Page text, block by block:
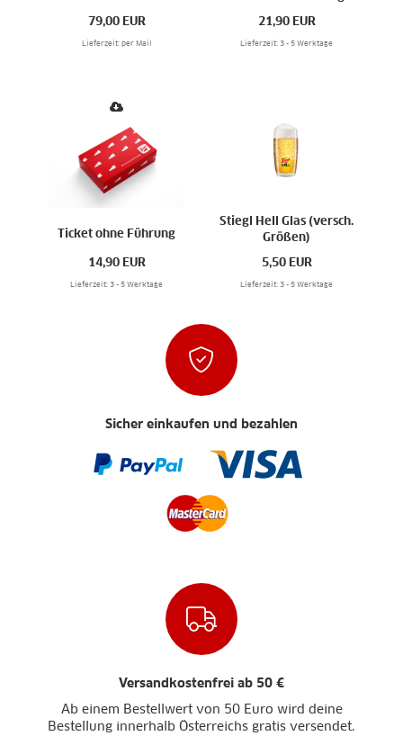
79,00 EUR
Lieferzeit: per Mail
21,90 EUR
Lieferzeit: 3 - 5 Werktage
Ticket ohne Führung
14,90 EUR
Lieferzeit: 3 - 5 Werktage
Stiegl Hell Glas (versch.
Größen)
5,50 EUR
Lieferzeit: 3 - 5 Werktage
Sicher einkaufen und bezahlen
Versandkostenfrei ab 50 €
Ab einem Bestellwert von 50 Euro wird deine
Bestellung innerhalb Österreichs gratis versendet.